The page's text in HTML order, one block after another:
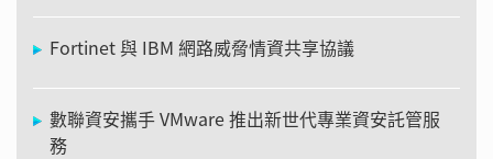
Fortinet 與 IBM 網路威脅情資共享協議
數聯資安攜手 VMware 推出新世代專業資安託管服
務